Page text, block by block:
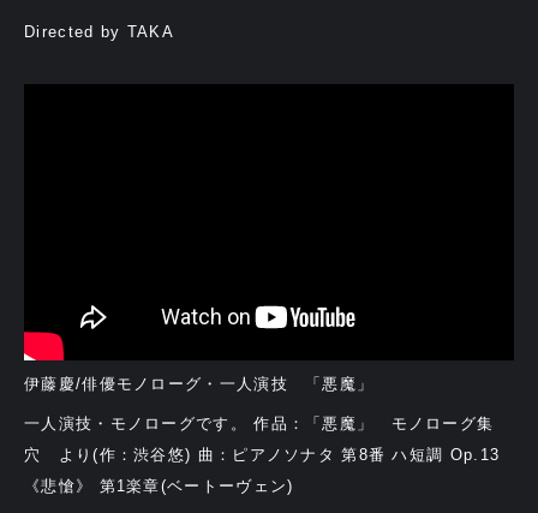
Directed by TAKA
伊藤慶/俳優モノローグ・一人演技 「悪魔」
一人演技・モノローグです。 作品：「悪魔」 モノローグ集
穴 より(作：渋谷悠) 曲：ピアノソナタ 第8番 ハ短調 Op.13
《悲愴》 第1楽章(ベートーヴェン)